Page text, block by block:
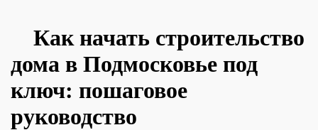
Как начать строительство
дома в Подмосковье под
ключ: пошаговое
руководство